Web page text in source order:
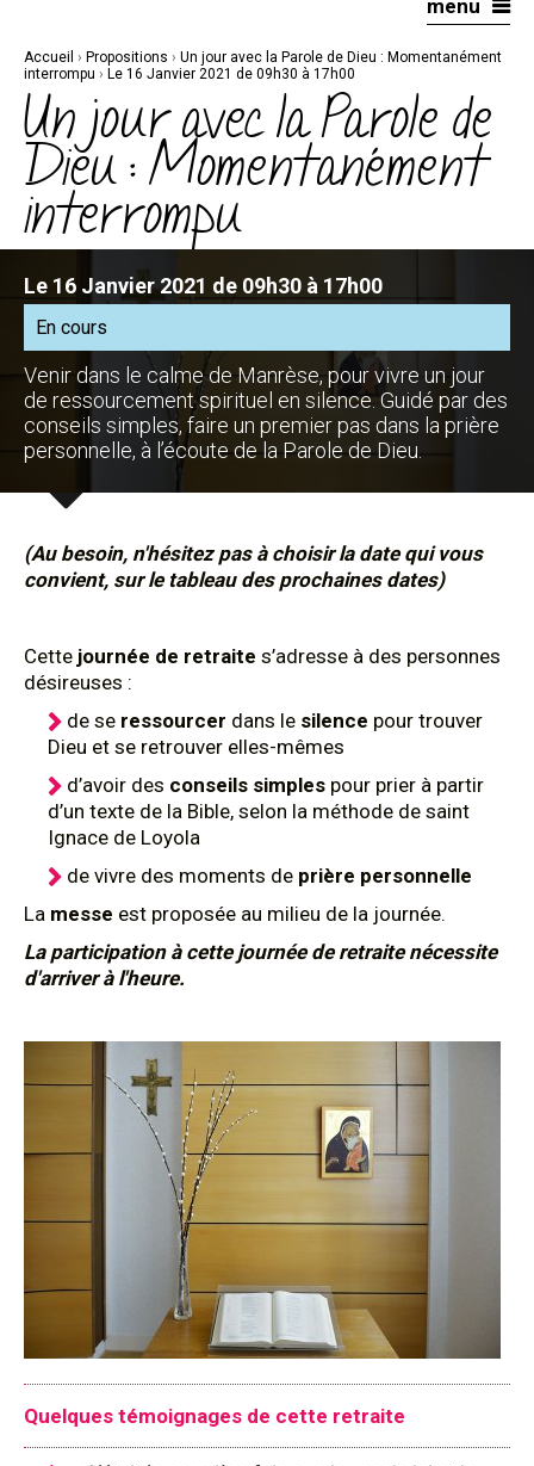
navigation
menu
Accueil › Propositions › Un jour avec la Parole de Dieu : Momentanément
interrompu › Le 16 Janvier 2021 de 09h30 à 17h00
Un jour avec la Parole de
Dieu : Momentanément
interrompu
Le 16 Janvier 2021 de 09h30 à 17h00
En cours
Venir dans le calme de Manrèse, pour vivre un jour
de ressourcement spirituel en silence. Guidé par des
conseils simples, faire un premier pas dans la prière
personnelle, à l’écoute de la Parole de Dieu.
(Au besoin, n'hésitez pas à choisir la date qui vous
convient, sur le tableau des prochaines dates)
Cette journée de retraite s’adresse à des personnes
désireuses :
de se ressourcer dans le silence pour trouver
Dieu et se retrouver elles-mêmes
d’avoir des conseils simples pour prier à partir
d’un texte de la Bible, selon la méthode de saint
Ignace de Loyola
de vivre des moments de prière personnelle
La messe est proposée au milieu de la journée.
La participation à cette journée de retraite nécessite
d'arriver à l'heure.
Quelques témoignages de cette retraite